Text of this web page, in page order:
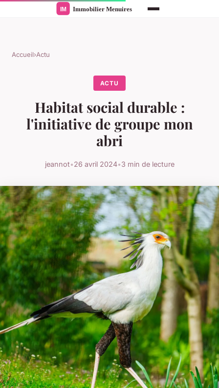
Accueil›Actu
ACTU
Habitat social durable :
l'initiative de groupe mon
abri
jeannot•26 avril 2024•3 min de lecture